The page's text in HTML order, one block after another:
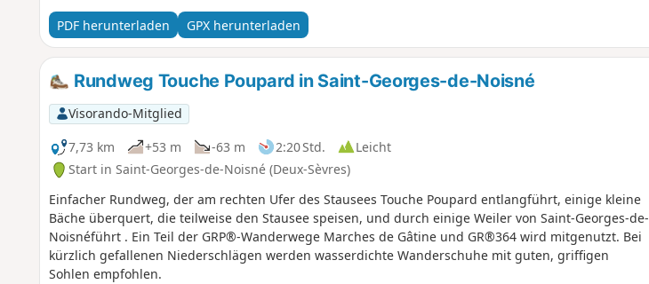
PDF herunterladen GPX herunterladen
Rundweg Touche Poupard in Saint-Georges-de-Noisné
Visorando-Mitglied
7,73 km
+53 m -63 m 2:20 Std.
Leicht
Start in Saint-Georges-de-Noisné (Deux-Sèvres)
Einfacher Rundweg, der am rechten Ufer des Stausees Touche Poupard entlangführt, einige kleine
Bäche überquert, die teilweise den Stausee speisen, und durch einige Weiler von Saint-Georges-de-
Noisnéführt . Ein Teil der GRP®-Wanderwege Marches de Gâtine und GR®364 wird mitgenutzt. Bei
kürzlich gefallenen Niederschlägen werden wasserdichte Wanderschuhe mit guten, griffigen
Sohlen empfohlen.